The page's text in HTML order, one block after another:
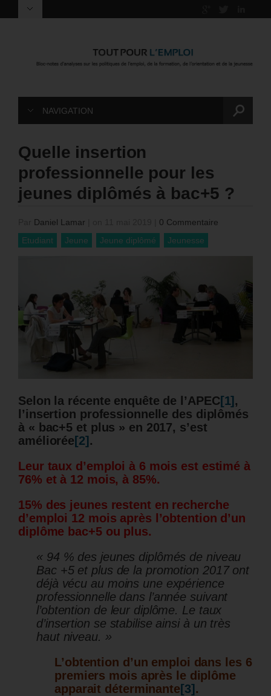
NAVIGATION
Quelle insertion
professionnelle pour les
jeunes diplômés à bac+5 ?
Daniel Lamar
0 Commentaire
Etudiant
Jeune Jeune diplômé Jeunesse
Selon la récente enquête de l’APEC[1] ,
l’insertion professionnelle des diplômés
à « bac+5 et plus » en 2017, s’est
améliorée [2] .
Leur taux d’emploi à 6 mois est estimé à
76% et à 12 mois, à 85%.
15% des jeunes restent en recherche
d’emploi 12 mois après l’obtention d’un
diplôme bac+5 ou plus.
« 94 % des jeunes diplômés de niveau
Bac +5 et plus de la promotion 2017 ont
déjà vécu au moins une expérience
professionnelle dans l’année suivant
l’obtention de leur diplôme. Le taux
d’insertion se stabilise ainsi à un très
haut niveau. »
L’obtention d’un emploi dans les 6
premiers mois après le diplôme
apparait déterminante [3] .